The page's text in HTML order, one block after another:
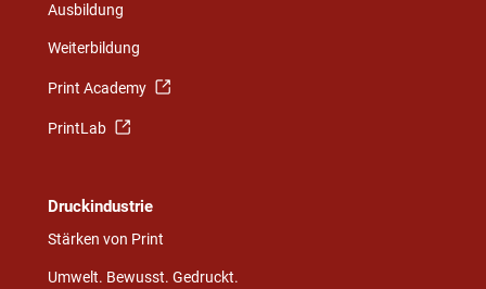
Ausbildung
Weiterbildung
Print Academy
PrintLab
Druckindustrie
Stärken von Print
Umwelt. Bewusst. Gedruckt.